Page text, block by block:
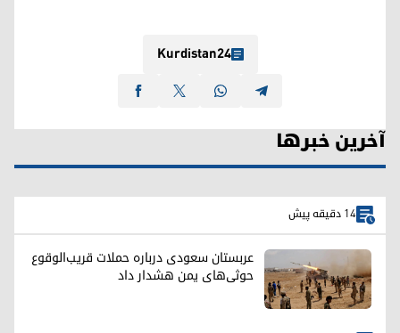
Kurdistan24
آخرین خبرها
14 دقیقه پیش
عربستان سعودی درباره حملات قریب‌الوقوع
حوثی‌های یمن هشدار داد